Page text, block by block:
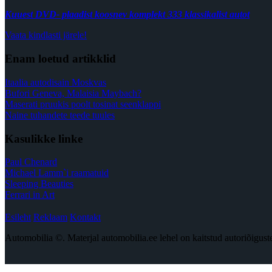
Kuuest DVD- plaadist koosnev komplekt 333 klassikalist autot
Vaata kindlasti järele!
Enam loetud artikklid
Itaalia autodisain Moskvas
Bufori Geneva, Malaisia Maybach?
Maserati pruukis poolt tosinat seenklappi
Naine tuhandete teede tuules
Kasulikke linke
Paul Chenard
Michael Lamm`i raamatuid
Sleeping Beauties
Ferrari in Art
Esileht Reklaam Kontakt
Automobilia ©. Materjal automobilia.ee lehel on kaitstud